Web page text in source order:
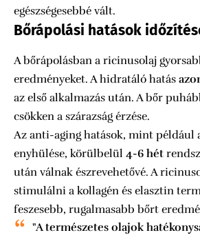
egészségesebbé vált.
Bőrápolási hatások
A bőrápolásban a ricinusolaj
eredményeket. A hidratáló hatás
az első alkalmazás után. A bőr
csökken a szárazság érzése.
Az anti-aging hatások, mint például
enyhülése, körülbelül 4-6 hét
után válnak észrevehetővé. A
stimulálni a kollagén és elasztin
feszesebb, rugalmasabb bőrt
"A természetes olajok